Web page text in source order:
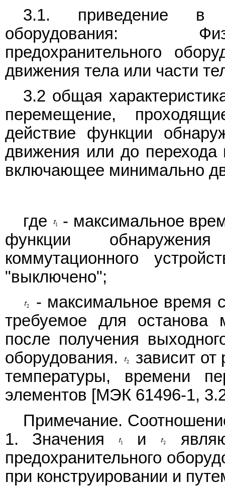
3.1. приведение в
оборудования:
предохранительного
движения тела или части
3.2 общая
перемещение,
действие функции
движения или до
включающее минимально
где
- максимальное
функции
коммутационного
"выключено";
- максимальное время
требуемое для останова
после получения
оборудования.
зависит
температуры, времени
элементов [МЭК 61496-1,
Примечание.
1. Значения
и
предохранительного
при конструировании и